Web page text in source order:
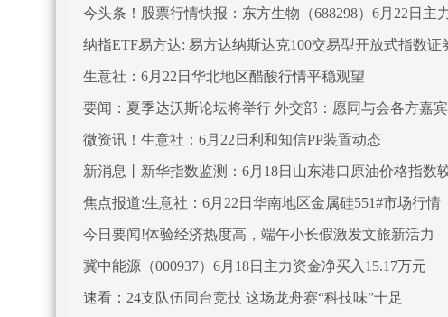
今头条！股票行情快报：东方生物（688298）6月22日主
纳指ETF易方达: 易方达纳斯达克100交易型开放式指数
告
生意社：6月22日华北地区醋酸行情平稳观望
要闻：夏季达沃斯论坛将举行 外交部：愿同与会各方嘉
微资讯！生意社：6月22日利和知信PP装置动态
新消息丨新华指数监测：6月18日山东港口原油价格指数
焦点报道:生意社：6月22日华南地区金属硅551#市场行情
今日要闻!体验经济热度高，端午小长假激发文旅新活力
冀中能源（000937）6月18日主力资金净买入15.17万元
速看：24支队伍同台竞技 这场龙舟赛“科技味”十足